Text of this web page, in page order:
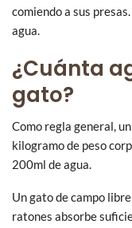
comiendo a sus
agua.
¿Cuánta
gato?
Como regla general, un
kilogramo de peso
200ml de agua.
Un gato de campo
ratones absorbe